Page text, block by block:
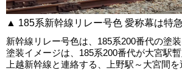
▲ 185系新幹線リレー号色 愛称幕は特急
新幹線リレー号色は、185系200番代の塗装
塗装イメージは、185系200番代が大宮駅
上越新幹線と連絡する、上野駅～大宮間